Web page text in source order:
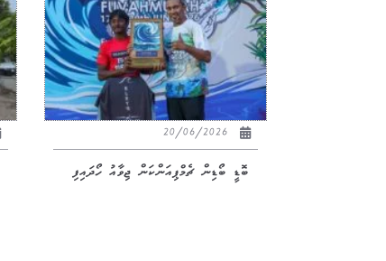
20/06/2026
ބޮޑީ ބޯޑިން ޗެމްޕިއަންކަން ޖިވާއު ހޯދައިފި